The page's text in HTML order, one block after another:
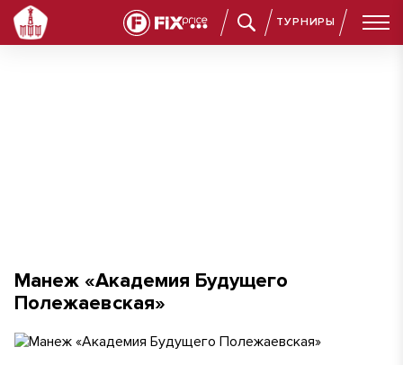
ТУРНИРЫ
Манеж «Академия Будущего Полежаевская»
Манеж «Академия Будущего
Полежаевская»